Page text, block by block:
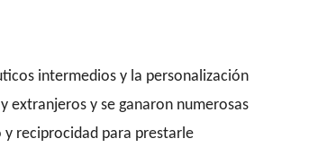
intermedios y la personalización
extranjeros y se ganaron numerosas
reciprocidad para prestarle